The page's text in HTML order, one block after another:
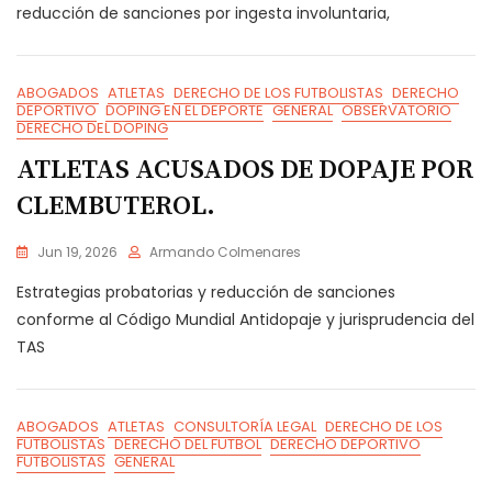
reducción de sanciones por ingesta involuntaria,
ABOGADOS ATLETAS DERECHO DE LOS FUTBOLISTAS DERECHO
DEPORTIVO DOPING EN EL DEPORTE GENERAL OBSERVATORIO
DERECHO DEL DOPING
ATLETAS ACUSADOS DE DOPAJE POR
CLEMBUTEROL.
Jun 19, 2026 Armando Colmenares
Estrategias probatorias y reducción de sanciones
conforme al Código Mundial Antidopaje y jurisprudencia del
TAS
ABOGADOS ATLETAS CONSULTORÍA LEGAL DERECHO DE LOS
FUTBOLISTAS DERECHO DEL FUTBOL DERECHO DEPORTIVO
FUTBOLISTAS GENERAL